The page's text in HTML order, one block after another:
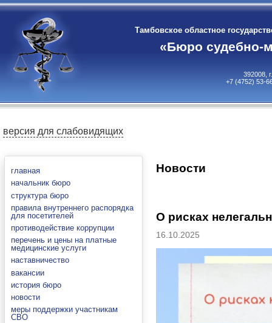
Тамбовское областное
«Бюро судебно-
392008,
+7 (4752) 53-
версия для слабовидящих
главная
начальник бюро
структура бюро
правила внутреннего распорядка
для посетителей
противодействие коррупции
перечень и цены на платные
медицинские услуги
наставничество
вакансии
история бюро
новости
меры поддержки участникам
СВО
Новости
О рисках
16.10.2025